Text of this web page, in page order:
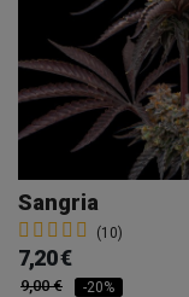
Sangria
(10)
7,20 €
9,00 € -20%